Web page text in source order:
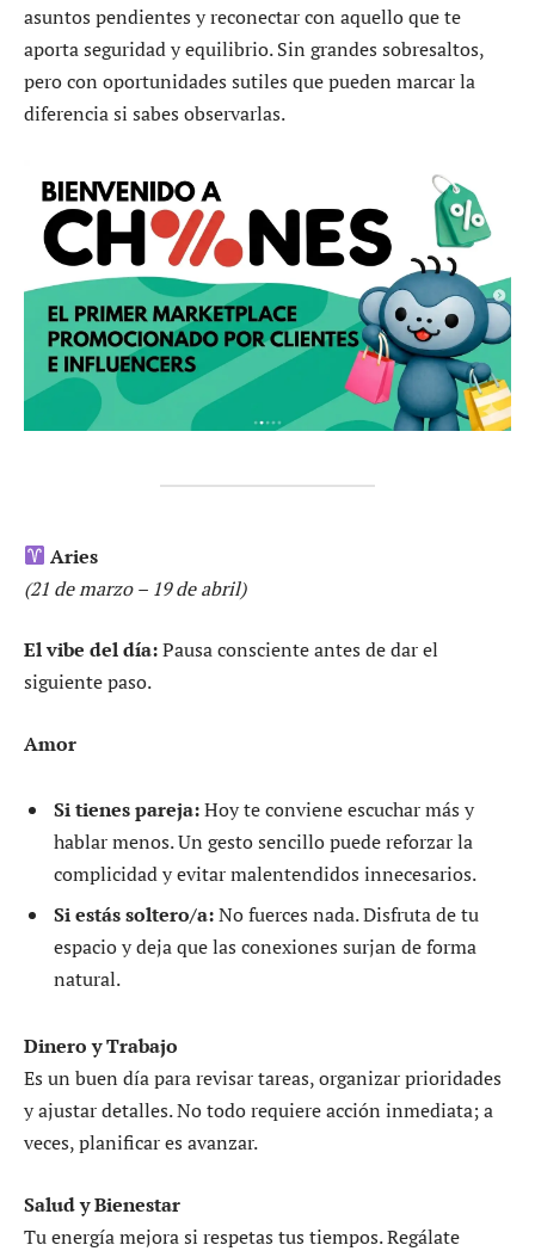
asuntos pendientes y reconectar con aquello que te
aporta seguridad y equilibrio. Sin grandes sobresaltos,
pero con oportunidades sutiles que pueden marcar la
diferencia si sabes observarlas.
Aries
(21 de marzo – 19 de abril)
El vibe del día:Pausa consciente antes de dar el
siguiente paso.
Amor
Si tienes pareja:Hoy te conviene escuchar más y
hablar menos. Un gesto sencillo puede reforzar la
complicidad y evitar malentendidos innecesarios.
Si estás soltero/a:No fuerces nada. Disfruta de tu
espacio y deja que las conexiones surjan de forma
natural.
Dinero y Trabajo
Es un buen día para revisar tareas, organizar prioridades
y ajustar detalles. No todo requiere acción inmediata; a
veces, planificar es avanzar.
Salud y Bienestar
Tu energía mejora si respetas tus tiempos. Regálate